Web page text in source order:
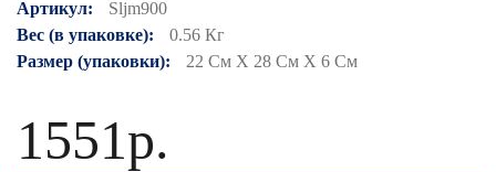
Артикул:
Sljm900
Вес (в упаковке):
0.56 Кг
Размер (упаковки):
22 См X 28 См X 6 См
1551р.